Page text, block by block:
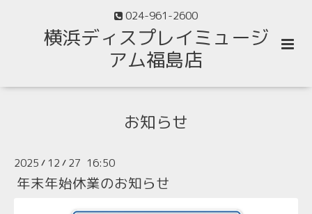
024-961-2600
横浜ディスプレイミュージ
アム福島店
お知らせ
2025 / 12 / 27 16:50
年末年始休業のお知らせ